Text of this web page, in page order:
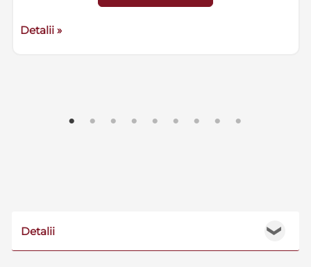
Detalii »
❯
Detalii